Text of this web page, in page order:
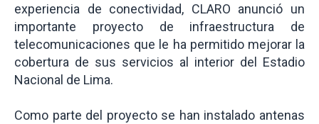
experiencia de conectividad, CLARO anunció un
importante proyecto de infraestructura de
telecomunicaciones que le ha permitido mejorar la
cobertura de sus servicios al interior del Estadio
Nacional de Lima.
Como parte del proyecto se han instalado antenas